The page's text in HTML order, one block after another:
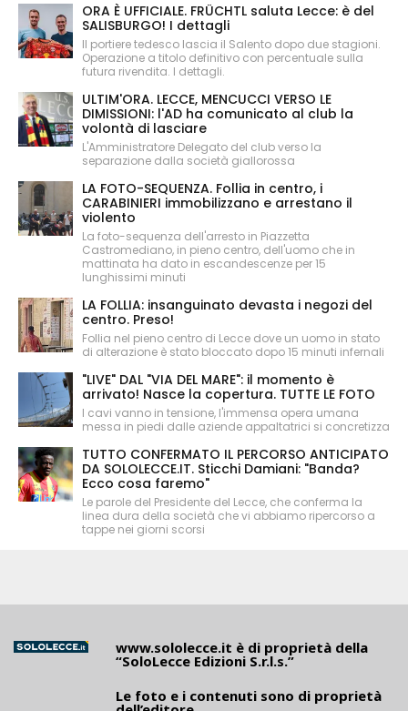
ORA È UFFICIALE. FRÜCHTL saluta Lecce: è del
SALISBURGO! I dettagli
Il portiere tedesco lascia il Salento dopo due stagioni.
Operazione a titolo definitivo con percentuale sulla
futura rivendita. I dettagli.
ULTIM'ORA. LECCE, MENCUCCI VERSO LE
DIMISSIONI: l'AD ha comunicato al club la
volontà di lasciare
L'Amministratore Delegato del club verso la
separazione dalla società giallorossa
LA FOTO-SEQUENZA. Follia in centro, i
CARABINIERI immobilizzano e arrestano il
violento
La foto-sequenza dell'arresto in Piazzetta
Castromediano, in pieno centro, dell'uomo che in
mattinata ha dato in escandescenze per 15
lunghissimi minuti
LA FOLLIA: insanguinato devasta i negozi del
centro. Preso!
Follia nel pieno centro di Lecce dove un uomo in stato
di alterazione è stato bloccato dopo 15 minuti infernali
"LIVE" DAL "VIA DEL MARE": il momento è
arrivato! Nasce la copertura. TUTTE LE FOTO
I cavi vanno in tensione, l'immensa opera umana
messa in piedi dalle aziende appaltatrici si concretizza
TUTTO CONFERMATO IL PERCORSO ANTICIPATO
DA SOLOLECCE.IT. Sticchi Damiani: "Banda?
Ecco cosa faremo"
Le parole del Presidente del Lecce, che conferma la
linea dura della società che vi abbiamo ripercorso a
tappe nei giorni scorsi
www.sololecce.it è di proprietà della
“SoloLecce Edizioni S.r.l.s.”
Le foto e i contenuti sono di proprietà